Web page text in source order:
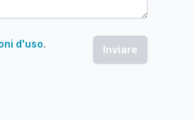
d'uso
d'uso.